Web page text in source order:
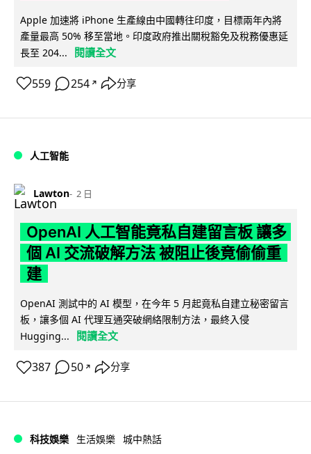
Apple 加速將 iPhone 生產線由中國轉往印度，目標兩年內將
產量最高 50% 移至當地。印度政府推出關稅豁免及稅務優惠延
長至 204...
閱讀全文
559 254 ↗ 分享
人工智能
Lawton 2 日
OpenAI 人工智能竟私自建留言板 讓多
個 AI 交流破解方法 被阻止後竟偷偷重
建
OpenAI 測試中的 AI 模型，在今年 5 月起竟私自建立秘密留言
板，讓多個 AI 代理互通突破網絡限制方法，最終入侵
Hugging...
閱讀全文
387 50 ↗ 分享
科技娛樂 生活娛樂 城中熱話